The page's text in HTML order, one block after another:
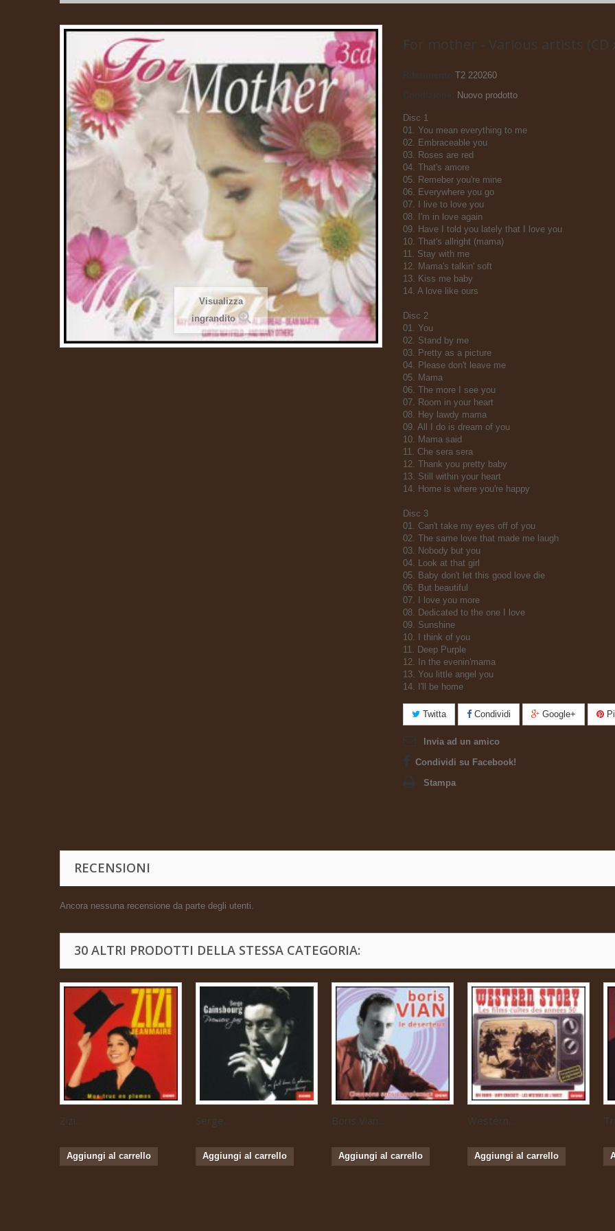
Visualizza
ingrandito
For mother - Various artists (CD
Riferimento
T2 220260
Nuovo prodotto
Disc 1
01. You mean everything to me
02. Embraceable you
03. Roses are red
04. That's amore
05. Remeber you're mine
06. Everywhere you go
07. I live to love you
08. I'm in love again
09. Have I told you lately that I love you
10. That's allright (mama)
11. Stay with me
12. Mama's talkin' soft
13. Kiss me baby
14. A love like ours
Disc 2
01. You
02. Stand by me
03. Pretty as a picture
04. Please don't leave me
05. Mama
06. The more I see you
07. Room in your heart
08. Hey lawdy mama
09. All I do is dream of you
10. Mama said
11. Che sera sera
12. Thank you pretty baby
13. Still within your heart
14. Home is where you're happy
Disc 3
01. Can't take my eyes off of you
02. The same love that made me laugh
03. Nobody but you
04. Look at that girl
05. Baby don't let this good love die
06. But beautiful
07. I love you more
08. Dedicated to the one I love
09. Sunshine
10. I think of you
11. Deep Purple
12. In the evenin'mama
13. You little angel you
14. I'll be home
Twitta Condividi Google+
Invia ad un amico
Condividi su Facebook!
Stampa
RECENSIONI
Ancora nessuna recensione da parte degli utenti.
30 ALTRI PRODOTTI DELLA STESSA CATEGORIA:
Zizi...
Aggiungi al carrello
Serge...
Aggiungi al carrello
Boris Vian...
Aggiungi al carrello
Western...
Aggiungi al carrello